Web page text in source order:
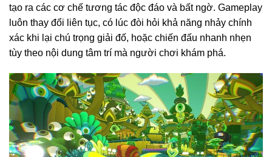
tạo ra các cơ chế tương tác độc đáo và bất ngờ. Gameplay
luôn thay đổi liên tục, có lúc đòi hỏi khả năng nhảy chính
xác khi lại chú trọng giải đố, hoặc chiến đấu nhanh nhẹn
tùy theo nội dung tâm trí mà người chơi khám phá.